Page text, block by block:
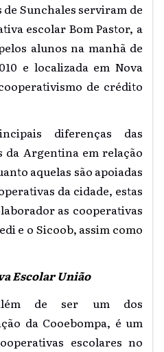
Sunchales serviram de
escolar Bom Pastor, a
alunos na manhã de
e localizada em Nova
de crédito
diferenças das
da Argentina em relação
aquelas são apoiadas
da cidade, estas
as cooperativas
e o Sicoob, assim como
Escolar União
de ser um dos
da Cooebompa, é um
escolares no